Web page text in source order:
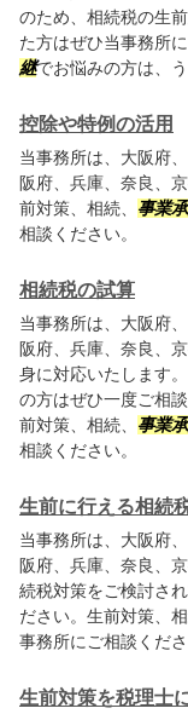
のため、相続税の生
た方はぜひ当事務所
継でお悩みの方は、
控除や特例の活用
当事務所は、大阪府
阪府、兵庫、奈良、
前対策、相続、 事業
相談ください。
相続税の試算
当事務所は、大阪府
阪府、兵庫、奈良、
身に対応いたします
の方はぜひ一度ご相
前対策、相続、 事業
相談ください。
生前に行える相続
当事務所は、大阪府
阪府、兵庫、奈良、
続税対策をご検討さ
ださい。生前対策、相
事務所にご相談くださ
生前対策を税理士